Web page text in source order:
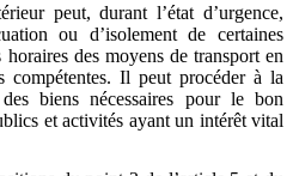
peut, durant l’état d’urgence,
ou d’isolement de certaines
des moyens de transport en
compétentes. Il peut procéder à la
biens nécessaires pour le bon
et activités ayant un intérêt vital